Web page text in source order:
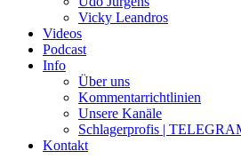
Vicky Leandros
Videos
Podcast
Info
Über uns
Kommentarrichtlinien
Unsere Kanäle
Schlagerprofis |
Kontakt